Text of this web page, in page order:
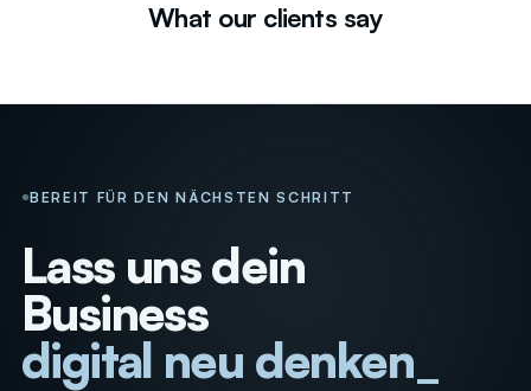
What our clients say
BEREIT FÜR DEN NÄCHSTEN SCHRITT
Lass uns dein
Business
digital neu denken